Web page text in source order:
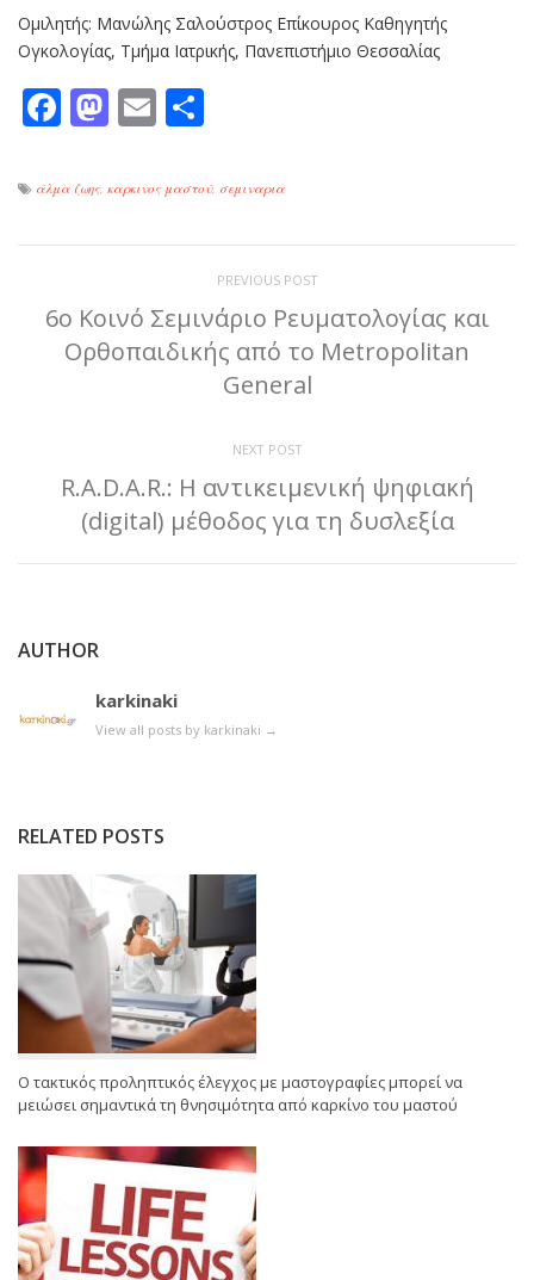
Ομιλητής: Μανώλης Σαλούστρος Επίκουρος Καθηγητής
Ογκολογίας, Τμήμα Ιατρικής, Πανεπιστήμιο Θεσσαλίας
Facebook
Mastodon
Email
άλμα ζωης, καρκινος μαστού, σεμιναρια
PREVIOUS POST
6ο Κοινό Σεμινάριο Ρευματολογίας και
Ορθοπαιδικής από το Metropolitan
General
NEXT POST
R.A.D.A.R.: Η αντικειμενική ψηφιακή
(digital) μέθοδος για τη δυσλεξία
AUTHOR
karkinaki
View all posts by karkinaki →
RELATED POSTS
Ο τακτικός προληπτικός έλεγχος με μαστογραφίες μπορεί να
μειώσει σημαντικά τη θνησιμότητα από καρκίνο του μαστού